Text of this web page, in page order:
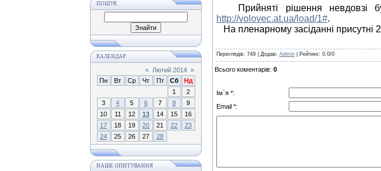
ПОШУК
КАЛЕНДАР
« Лютий 2014 »
Пн
Вт Ср Чт Пт Сб
Нд
1
2
3
4 5 6 7 8
9
10
11 12 13 14 15
16
17
18 19 20 21 22
23
24
25 26 27 28
НАШЕ ОПИТУВАННЯ
Прийняті рішення невдовзі
http://volovec.at.ua/load/1#.
На пленарному засіданні присутні
Переглядів: 749 | Додав: Admin Рейтинг: 0.0/0
Всього коментарів: 0
Ім`я *:
Email *: